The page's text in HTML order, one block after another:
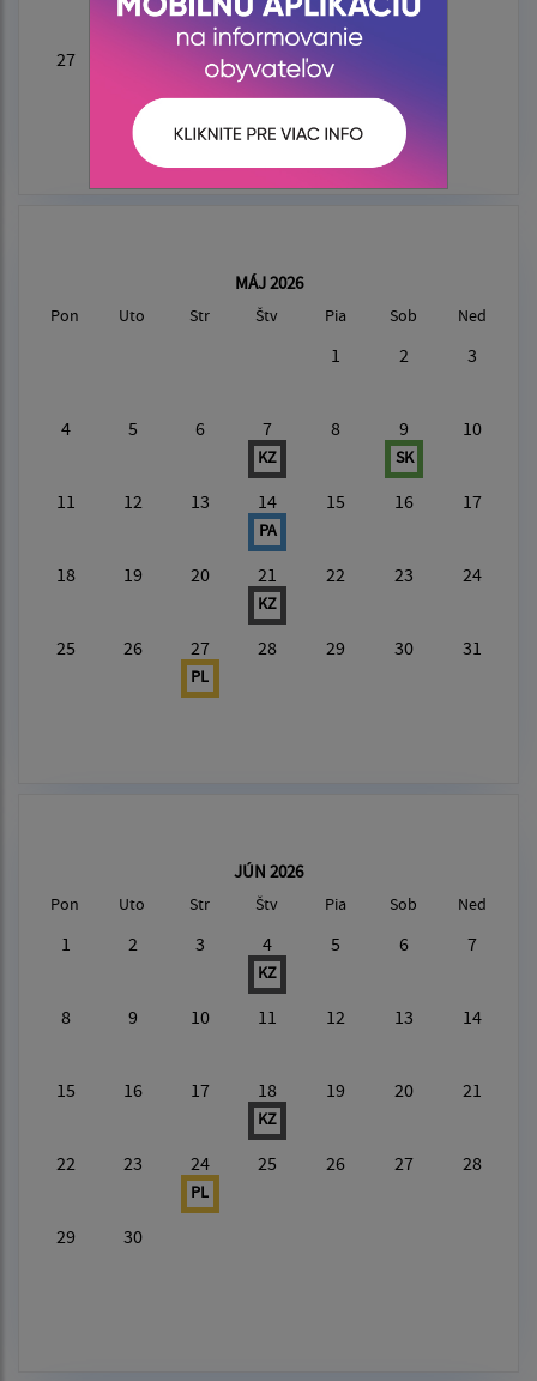
KZ
27 29 30
MÁJ 2026
Pon Uto Str Štv Pia Sob Ned
1 2 3
4 5 6 7
KZ
8 9
SK
10
11 12 13 14
PA
15 16 17
18 19 20 21
KZ
22 23 24
25 26 27
PL
28 29 30 31
JÚN 2026
Pon Uto Str Štv Pia Sob Ned
1 2 3 4
KZ
5 6 7
8 9 10 11 12 13 14
15 16 17 18
KZ
19 20 21
22 23 24
PL
25 26 27 28
29 30